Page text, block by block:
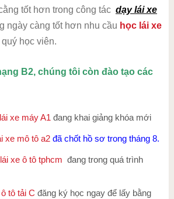
tốt hơn trong công tác dạy lái xe
ngày càng tốt hơn nhu cầu học lái xe
học viên.
B2, chúng tôi còn đào tạo các
xe máy A1 đang khai giảng khóa mới
xe mô tô a2đã chốt hồ sơ trong tháng 8.
xe ô tô tphcm đang trong quá trình
tô tải C đăng ký học ngay để lấy bằng